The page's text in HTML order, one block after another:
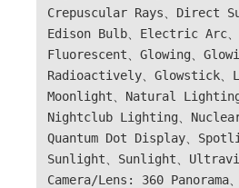
Crepuscular Rays、Direct
Edison Bulb、Electric Arc、
Fluorescent、Glowing、
Radioactively、Glowstick、
Moonlight、Natural Lighting
Nightclub Lighting、Nuclear
Quantum Dot Display、
Sunlight、Sunlight、
Camera/Lens: 360 Panorama